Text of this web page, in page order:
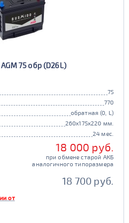
AGM 75 обр (D26L)
75
770
обратная (0, L)
260x175x220 мм.
24 мес.
18 000 руб.
при обмене старой АКБ
аналогичного типоразмера
18 700 руб.
от